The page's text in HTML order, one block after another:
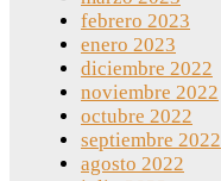
febrero 2023
enero 2023
diciembre 2022
noviembre 2022
octubre 2022
septiembre 2022
agosto 2022